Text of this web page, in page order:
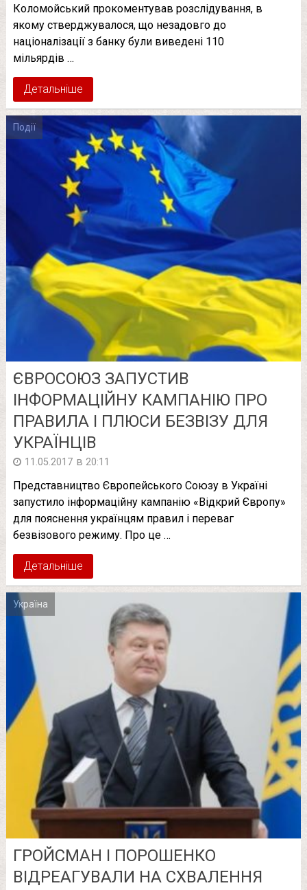
Коломойський прокоментував розслідування, в
якому стверджувалося, що незадовго до
націоналізації з банку були виведені 110
мільярдів …
Детальніше
Події
ЄВРОСОЮЗ ЗАПУСТИВ
ІНФОРМАЦІЙНУ КАМПАНІЮ ПРО
ПРАВИЛА І ПЛЮСИ БЕЗВІЗУ ДЛЯ
УКРАЇНЦІВ
11.05.2017 в 20:11
Представництво Європейського Союзу в Україні
запустило інформаційну кампанію «Відкрий Європу»
для пояснення українцям правил і переваг
безвізового режиму. Про це …
Детальніше
Україна
ГРОЙСМАН І ПОРОШЕНКО
ВІДРЕАГУВАЛИ НА СХВАЛЕННЯ